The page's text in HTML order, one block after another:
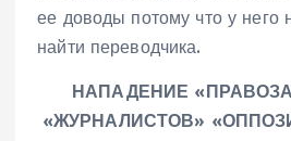
ее доводы потому что у него
найти переводчика.
НАПАДЕНИЕ
«ЖУРНАЛИСТОВ»